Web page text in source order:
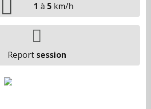
1 à 5 km/h
Report session